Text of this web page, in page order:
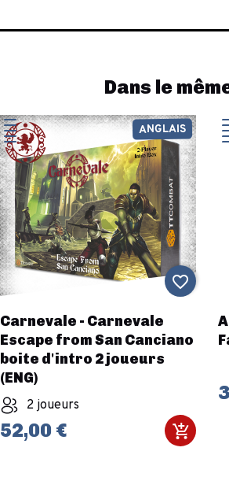
Dans le
Carnevale - Carnevale
Escape from San Canciano
boite d'intro 2 joueurs
(ENG)
2 joueurs
52,00 €
ANGLAIS
favorite_border